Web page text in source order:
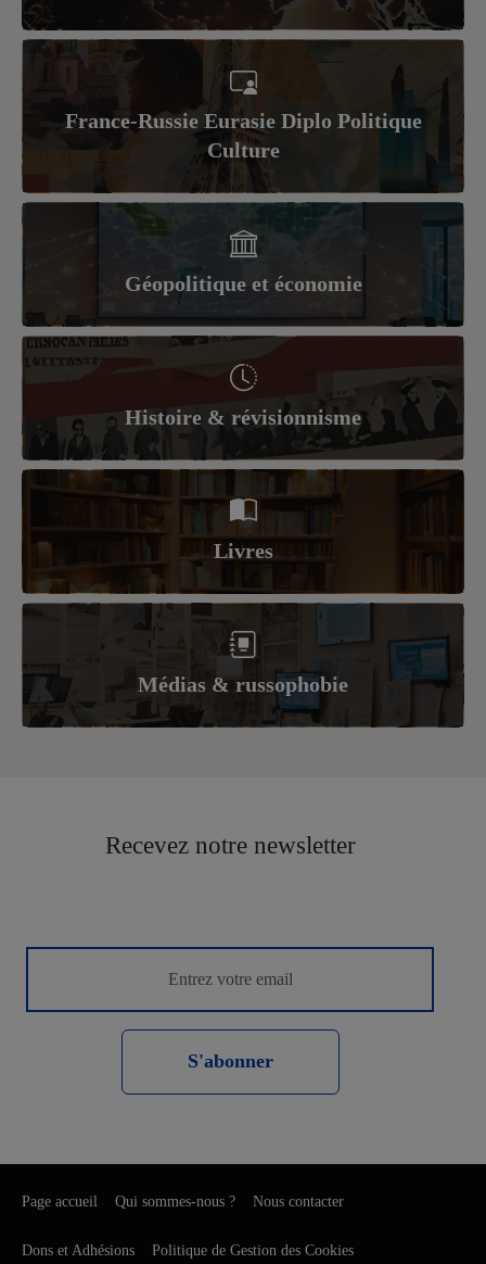
France-Russie Eurasie Diplo Politique
Culture
Géopolitique et économie
Histoire & révisionnisme
Livres
Médias & russophobie
Recevez notre newsletter
S'abonner
Page accueil Qui sommes-nous ? Nous contacter
Dons et Adhésions Politique de Gestion des Cookies